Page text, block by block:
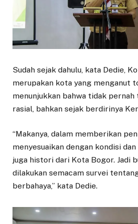
Sudah sejak dahulu, kata Dedie,
merupakan kota yang menganut
menunjukkan bahwa tidak
rasial, bahkan sejak berdirinya
“Makanya, dalam memberikan
menyesuaikan dengan kondisi
juga histori dari Kota Bogor. Jadi
dilakukan semacam survei
berbahaya,” kata Dedie.